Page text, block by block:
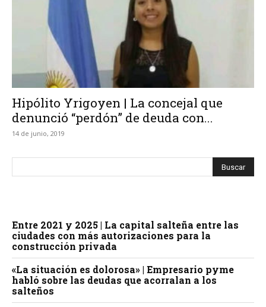
Hipólito Yrigoyen | La concejal que
denunció “perdón” de deuda con...
14 de junio, 2019
Entre 2021 y 2025 | La capital salteña entre las
ciudades con más autorizaciones para la
construcción privada
«La situación es dolorosa» | Empresario pyme
habló sobre las deudas que acorralan a los
salteños